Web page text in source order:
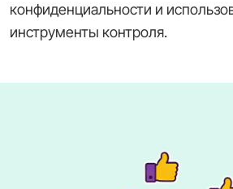
конфиденциальности и
инструменты контроля.